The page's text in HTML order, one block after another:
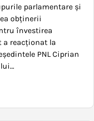
parlamentare și
obținerii
învestirea
a reacționat la
PNL Ciprian